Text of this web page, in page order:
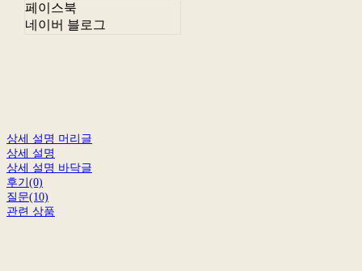
페이스북
네이버 블로그
상세 설명 머리글
상세 설명
상세 설명 바닥글
후기(0)
질문(10)
관련 상품